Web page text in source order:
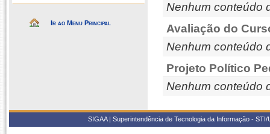
Ir ao Menu Principal
Nenhum conteúdo
Avaliação do
Nenhum conteúdo
Projeto Político
Nenhum conteúdo
SIGAA | Superintendência de Tecnologia da Informação -